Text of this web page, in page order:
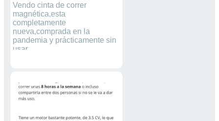
Vendo cinta de correr
magnética,esta
completamente
nueva,comprada en la
pandemia y prácticamente sin
usar